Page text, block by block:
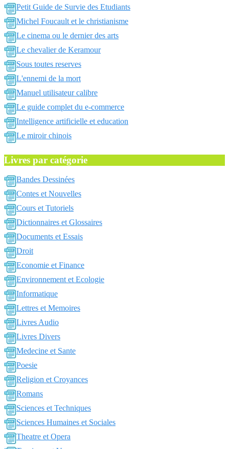
Petit Guide de Survie des Etudiants
Michel Foucault et le christianisme
Le cinema ou le dernier des arts
Le chevalier de Keramour
Sous toutes reserves
L'ennemi de la mort
Manuel utilisateur calibre
Le guide complet du e-commerce
Intelligence artificielle et education
Le miroir chinois
Livres par catégorie
Bandes Dessinées
Contes et Nouvelles
Cours et Tutoriels
Dictionnaires et Glossaires
Documents et Essais
Droit
Economie et Finance
Environnement et Ecologie
Informatique
Lettres et Memoires
Livres Audio
Livres Divers
Medecine et Sante
Poesie
Religion et Croyances
Romans
Sciences et Techniques
Sciences Humaines et Sociales
Theatre et Opera